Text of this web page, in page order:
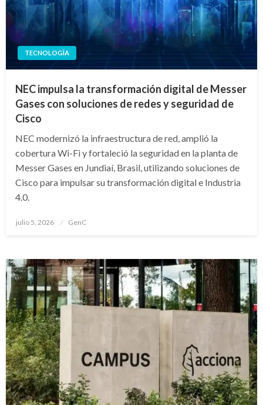
TECNOLOGÍA
NEC impulsa la transformación digital de Messer
Gases con soluciones de redes y seguridad de
Cisco
NEC modernizó la infraestructura de red, amplió la
cobertura Wi-Fi y fortaleció la seguridad en la planta de
Messer Gases en Jundiaí, Brasil, utilizando soluciones de
Cisco para impulsar su transformación digital e Industria
4.0.
Publicado
julio 5, 2026 GenC